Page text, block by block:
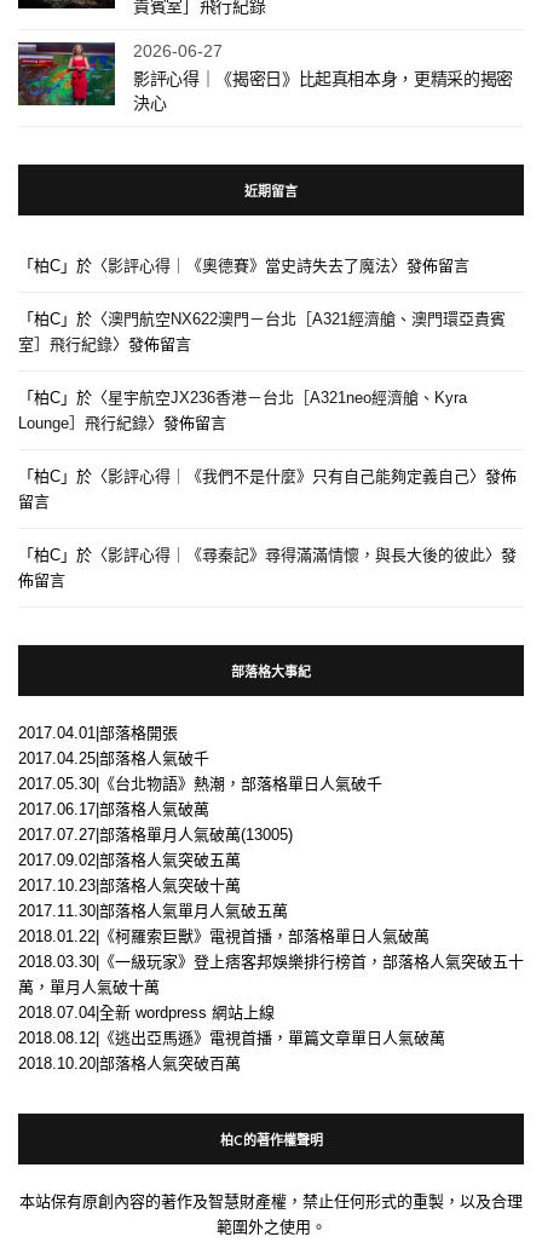
貴賓室］飛行紀錄
2026-06-27
影評心得｜《揭密日》比起真相本身，更精采的揭密
決心
近期留言
「 柏C 」於〈影評心得｜《奧德賽》當史詩失去了魔法〉發佈留言
「 柏C 」於〈澳門航空NX622澳門－台北［A321經濟艙、澳門環亞貴賓
室］飛行紀錄〉發佈留言
「 柏C 」於〈星宇航空JX236香港－台北［A321neo經濟艙、Kyra
Lounge］飛行紀錄〉發佈留言
「 柏C 」於〈影評心得｜《我們不是什麼》只有自己能夠定義自己〉發佈
留言
「 柏C 」於〈影評心得｜《尋秦記》尋得滿滿情懷，與長大後的彼此〉發
佈留言
部落格大事紀
2017.04.01|部落格開張
2017.04.25|部落格人氣破千
2017.05.30|《台北物語》熱潮，部落格單日人氣破千
2017.06.17|部落格人氣破萬
2017.07.27|部落格單月人氣破萬(13005)
2017.09.02|部落格人氣突破五萬
2017.10.23|部落格人氣突破十萬
2017.11.30|部落格人氣單月人氣破五萬
2018.01.22|《柯羅索巨獸》電視首播，部落格單日人氣破萬
2018.03.30|《一級玩家》登上痞客邦娛樂排行榜首，部落格人氣突破五十
萬，單月人氣破十萬
2018.07.04|全新 wordpress 網站上線
2018.08.12|《逃出亞馬遜》電視首播，單篇文章單日人氣破萬
2018.10.20|部落格人氣突破百萬
柏C的著作權聲明
本站保有原創內容的著作及智慧財產權，禁止任何形式的重製，以及合理
範圍外之使用。